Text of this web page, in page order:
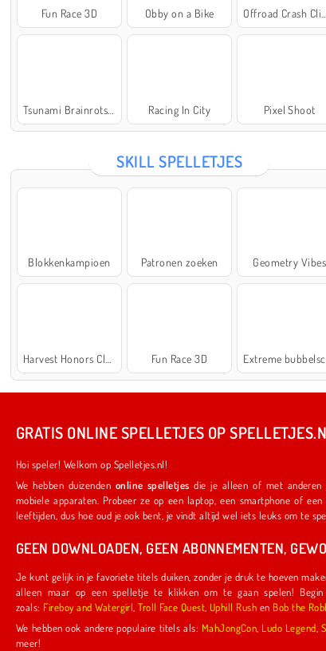
Fun Race 3D Obby on a Bike
Racing In City Pixel Shoot
SKILL SPELLETJES
Blokkenkampioen Patronen zoeken Geometry Vibes
Fun Race 3D
GRATIS ONLINE SPELLETJES OP
Hoi speler! Welkom op Spelletjes.nl!
We hebben duizenden online spelletjes die je alleen of met anderen kunt spelen. Ze werken ook op je favoriete
mobiele apparaten. Probeer ze op een laptop, een smartphone of een tablet. We hebben iets voor spelers van alle
leeftijden, dus hoe oud je ook bent, je vindt altijd wel iets leuks
GEEN DOWNLOADEN, GEEN ABONNEMENTEN,
Je kunt gelijk in je favoriete titels duiken, zonder je druk te hoeven maken over downloads of abonnementen. Je hoeft
alleen maar op een spelletje te klikken om te gaan spelen! Begin met spelletjes die door ons zijn
zoals:
Fireboy and Watergirl ,Troll Face Quest Uphill Rush en Bob the
We hebben ook andere populaire titels als: MahJongCon Ludo Legend
meer!